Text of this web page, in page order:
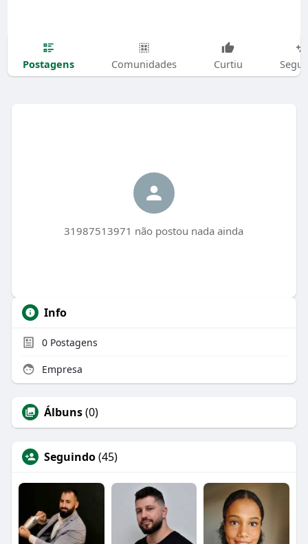
Postagens Comunidades Curtiu
31987513971 não postou nada ainda
Info
0Postagens
Empresa
Álbuns(0)
Seguindo(45)